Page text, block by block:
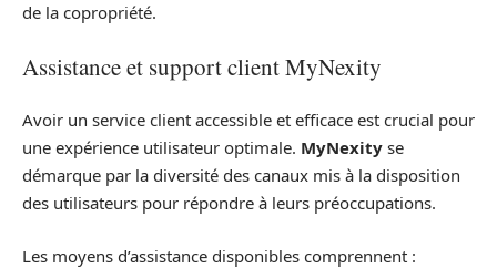
de la copropriété.
Assistance et support client MyNexity
Avoir un service client accessible et efficace est crucial pour
une expérience utilisateur optimale. MyNexity se
démarque par la diversité des canaux mis à la disposition
des utilisateurs pour répondre à leurs préoccupations.
Les moyens d’assistance disponibles comprennent :